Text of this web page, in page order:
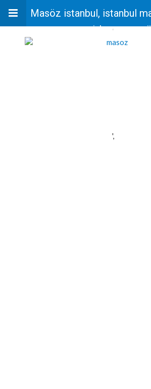
Masöz istanbul, istanbul
masaj, bayan
'
',